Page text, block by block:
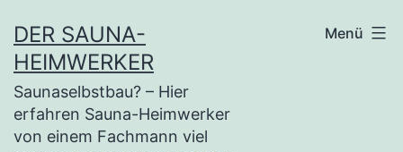
Inhalt
springen
DER SAUNA-
HEIMWERKER
Saunaselbstbau? – Hier
erfahren Sauna-Heimwerker
von einem Fachmann viel
Menü